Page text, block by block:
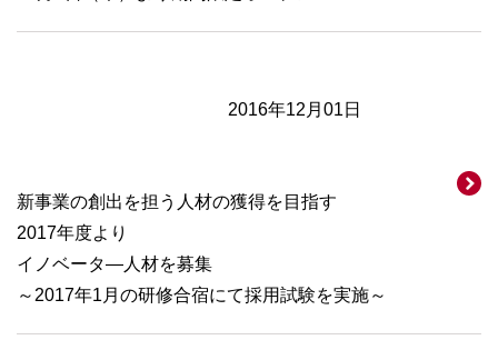
2016年12月01日
新事業の創出を担う人材の獲得を目指す
2017年度より
イノベータ―人材を募集
～2017年1月の研修合宿にて採用試験を実施～